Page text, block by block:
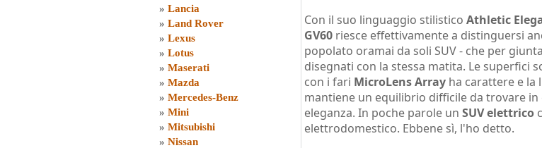
» Lancia
» Land Rover
» Lexus
» Lotus
» Maserati
» Mazda
» Mercedes-Benz
» Mini
» Mitsubishi
» Nissan
Con il suo linguaggio stilistico Athletic
GV60 riesce effettivamente a distinguersi
popolato oramai da soli SUV - che per
disegnati con la stessa matita. Le superfici
con i fari MicroLens Array ha carattere e la
mantiene un equilibrio difficile da trovare
eleganza. In poche parole un SUV elettrico
elettrodomestico. Ebbene sì, l'ho detto.